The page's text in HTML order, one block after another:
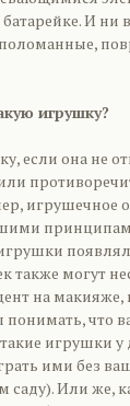
И ни
игрушку?
если она не
игрушечное
также могут
на
что
игрушки у
ими без
Или же,